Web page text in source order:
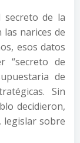
secreto de la
narices de
esos datos
“secreto de
de
Sin
decidieron,
legislar sobre